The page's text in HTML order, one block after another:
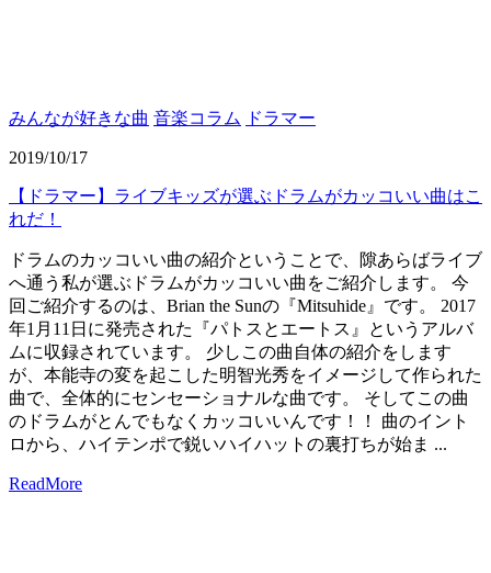
みんなが好きな曲 音楽コラム ドラマー
2019/10/17
【ドラマー】ライブキッズが選ぶドラムがカッコいい曲はこ
れだ！
ドラムのカッコいい曲の紹介ということで、隙あらばライブ
へ通う私が選ぶドラムがカッコいい曲をご紹介します。 今
回ご紹介するのは、Brian the Sunの『Mitsuhide』です。 2017
年1月11日に発売された『パトスとエートス』というアルバ
ムに収録されています。 少しこの曲自体の紹介をします
が、本能寺の変を起こした明智光秀をイメージして作られた
曲で、全体的にセンセーショナルな曲です。 そしてこの曲
のドラムがとんでもなくカッコいいんです！！ 曲のイント
ロから、ハイテンポで鋭いハイハットの裏打ちが始ま ...
ReadMore